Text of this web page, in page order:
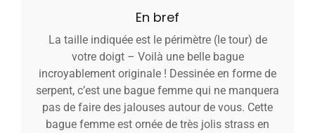
En bref
La taille indiquée est le périmètre (le tour) de
votre doigt – Voilà une belle bague
incroyablement originale ! Dessinée en forme de
serpent, c’est une bague femme qui ne manquera
pas de faire des jalouses autour de vous. Cette
bague femme est ornée de très jolis strass en